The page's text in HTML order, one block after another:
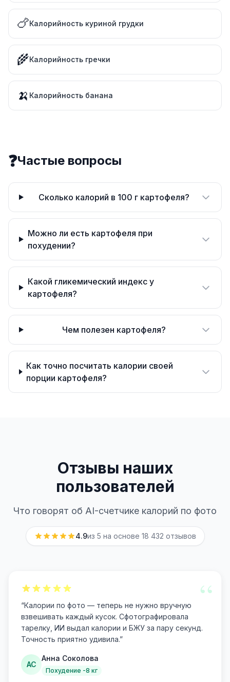
🍗Калорийность куриной грудки
🌾Калорийность гречки
🍌 Калорийность банана
❓Частые вопросы
Сколько калорий в 100 г картофеля?
Можно ли есть картофеля при
похудении?
Какой гликемический индекс у
картофеля?
Чем полезен картофеля?
Как точно посчитать калории своей
порции картофеля?
Отзывы наших
пользователей
Что говорят об AI-счетчике калорий по фото
4.9из 5 на основе 18 432 отзывов
“
“Калории по фото — теперь не нужно вручную
взвешивать каждый кусок. Сфотографировала
тарелку, ИИ выдал калории и БЖУ за пару секунд.
Точность приятно удивила.”
АС
Анна Соколова
Похудение -8 кг